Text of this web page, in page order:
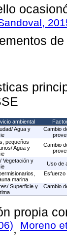
ambiental
Agua y
Cambio
pequeños
Agua y
Cambio
Vegetación y
Uso de
marina
Esfuerzo
Superficie y
Cambio
propia
, Moreno